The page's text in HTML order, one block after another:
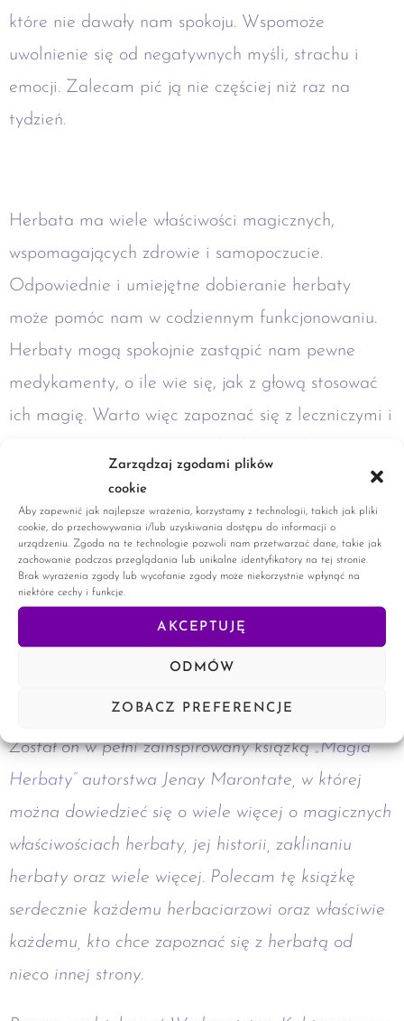
Zarządzaj zgodami plików
cookie
Aby zapewnić jak najlepsze wrażenia, korzystamy z technologii, takich jak pliki
cookie, do przechowywania i/lub uzyskiwania dostępu do informacji o
urządzeniu. Zgoda na te technologie pozwoli nam przetwarzać dane, takie jak
zachowanie podczas przeglądania lub unikalne identyfikatory na tej stronie.
Brak wyrażenia zgody lub wycofanie zgody może niekorzystnie wpłynąć na
niektóre cechy i funkcje.
AKCEPTUJĘ
ODMÓW
ZOBACZ PREFERENCJE
które nie dawały nam spokoju. Wspomoże
uwolnienie się od negatywnych myśli, strachu i
emocji. Zalecam pić ją nie częściej niż raz na
tydzień.
Herbata ma wiele właściwości magicznych,
wspomagających zdrowie i samopoczucie.
Odpowiednie i umiejętne dobieranie herbaty
może pomóc nam w codziennym funkcjonowaniu.
Herbaty mogą spokojnie zastąpić nam pewne
medykamenty, o ile wie się, jak z głową stosować
ich magię. Warto więc zapoznać się z leczniczymi i
teraz, kiedy jest ku temu idealna okazja. W końcu
w okresie jesienno-zimowym herbata to nasz
największy sprzymierzeniec.
Mam nadzieję, że post Wam się spodobał.
Został on w pełni zainspirowany książką„Magia
Herbaty” autorstwa Jenay Marontate, w której
można dowiedzieć się o wiele więcej o magicznych
właściwościach herbaty, jej historii, zaklinaniu
herbaty oraz wiele więcej. Polecam tę książkę
serdecznie każdemu herbaciarzowi oraz właściwie
każdemu, kto chce zapoznać się z herbatą od
nieco innej strony.